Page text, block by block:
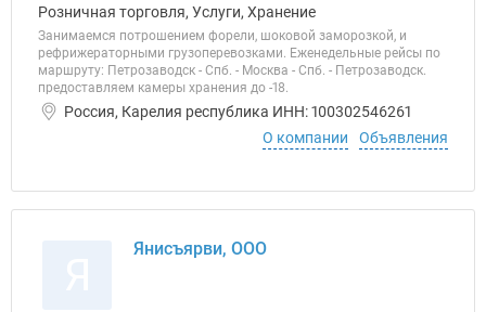
Розничная торговля, Услуги, Хранение
Занимаемся потрошением форели, шоковой заморозкой, и
рефрижераторными грузоперевозками. Еженедельные рейсы по
маршруту: Петрозаводск - Спб. - Москва - Спб. - Петрозаводск.
предоставляем камеры хранения до -18.
Россия, Карелия республика ИНН: 100302546261
О компании
Объявления
Янисъярви, ООО